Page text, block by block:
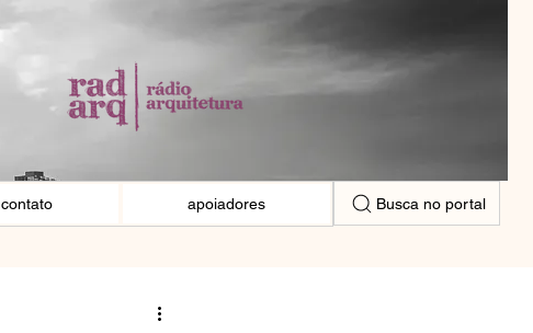
contato apoiadores Busca no portal